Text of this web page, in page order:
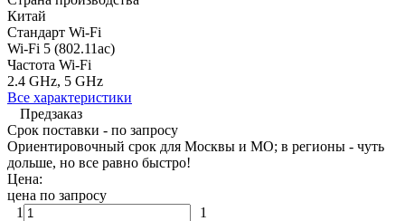
Китай
Стандарт Wi-Fi
Wi-Fi 5 (802.11ac)
Частота Wi-Fi
2.4 GHz, 5 GHz
Все характеристики
Предзаказ
Срок поставки - по запросу
Ориентировочный срок для Москвы и МО; в регионы - чуть
дольше, но все равно быстро!
Цена:
цена по запросу
1
1